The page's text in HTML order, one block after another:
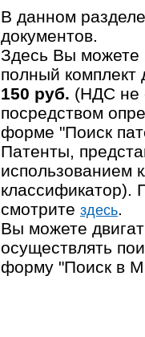
В данном
документов.
Здесь Вы можете
полный комплект
150 руб. (НДС не
посредством
форме "Поиск
Патенты,
использованием
классификатор).
смотрите здесь.
Вы можете
осуществлять
форму "Поиск в